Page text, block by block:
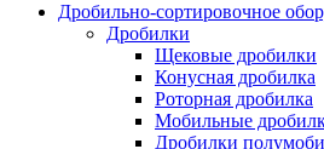
Дробильно-сортировочное
Дробилки
Щековые дробилки
Конусная дробилка
Роторная дробилка
Мобильные
Дробилки